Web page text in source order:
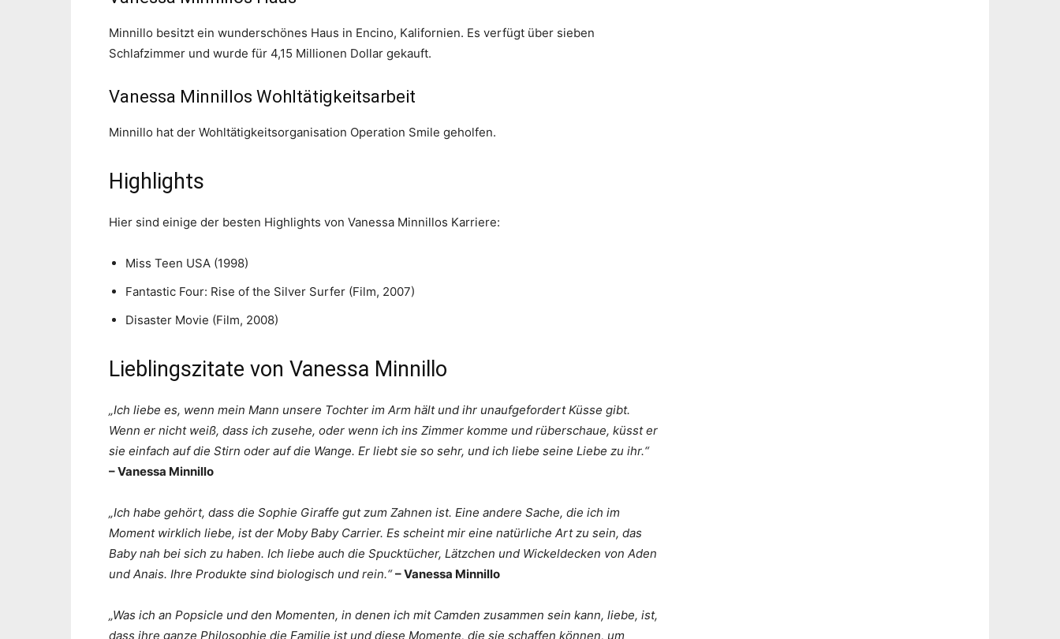
Minnillo besitzt ein wunderschönes Haus in Encino, Kalifornien. Es verfügt über sieben
Schlafzimmer und wurde für 4,15 Millionen Dollar gekauft.
Vanessa Minnillos Wohltätigkeitsarbeit
Minnillo hat der Wohltätigkeitsorganisation Operation Smile geholfen.
Highlights
Hier sind einige der besten Highlights von Vanessa Minnillos Karriere:
Miss Teen USA (1998)
Fantastic Four: Rise of the Silver Surfer (Film, 2007)
Disaster Movie (Film, 2008)
Lieblingszitate von Vanessa Minnillo
„Ich liebe es, wenn mein Mann unsere Tochter im Arm hält und ihr unaufgefordert Küsse gibt.
Wenn er nicht weiß, dass ich zusehe, oder wenn ich ins Zimmer komme und rüberschaue, küsst er
sie einfach auf die Stirn oder auf die Wange. Er liebt sie so sehr, und ich liebe seine Liebe zu ihr.“
– Vanessa Minnillo
„Ich habe gehört, dass die Sophie Giraffe gut zum Zahnen ist. Eine andere Sache, die ich im
Moment wirklich liebe, ist der Moby Baby Carrier. Es scheint mir eine natürliche Art zu sein, das
Baby nah bei sich zu haben. Ich liebe auch die Spucktücher, Lätzchen und Wickeldecken von Aden
und Anais. Ihre Produkte sind biologisch und rein.“– Vanessa Minnillo
„Was ich an Popsicle und den Momenten, in denen ich mit Camden zusammen sein kann, liebe, ist,
dass ihre ganze Philosophie die Familie ist und diese Momente, die sie schaffen können, um